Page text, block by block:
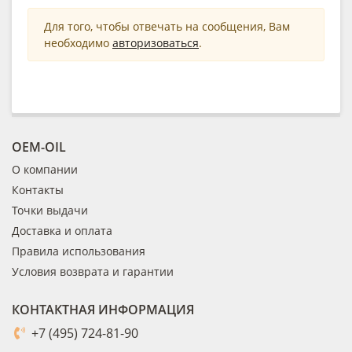
Для того, чтобы отвечать на сообщения, Вам
необходимо авторизоваться.
OEM-OIL
О компании
Контакты
Точки выдачи
Доставка и оплата
Правила использования
Условия возврата и гарантии
КОНТАКТНАЯ ИНФОРМАЦИЯ
+7 (495) 724-81-90